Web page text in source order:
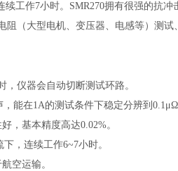
工作7小时。SMR270拥有很强的抗冲
阻（大型电机、变压器、电感等）测
仪器会自动切断测试环路。
能在1A的测试条件下稳定分辨到0.1μΩ
，基本精度高达0.02%。
，连续工作6~7小时。
空运输。